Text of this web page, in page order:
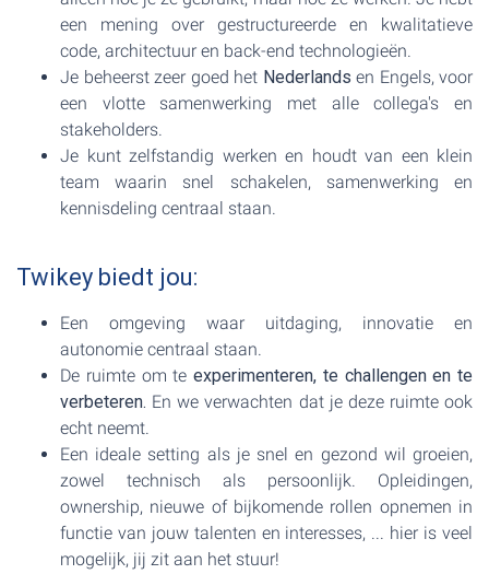
een mening over gestructureerde en kwalitatieve
code, architectuur en back-end technologieën.
Je beheerst zeer goed het Nederlands en Engels, voor
een vlotte samenwerking met alle collega's en
stakeholders.
Je kunt zelfstandig werken en houdt van een klein
team waarin snel schakelen, samenwerking en
kennisdeling centraal staan.
Twikey biedt jou:
Een omgeving waar uitdaging, innovatie en
autonomie centraal staan.
De ruimte om te experimenteren, te challengen en te
verbeteren. En we verwachten dat je deze ruimte ook
echt neemt.
Een ideale setting als je snel en gezond wil groeien,
zowel technisch als persoonlijk. Opleidingen,
ownership, nieuwe of bijkomende rollen opnemen in
functie van jouw talenten en interesses, ... hier is veel
mogelijk, jij zit aan het stuur!